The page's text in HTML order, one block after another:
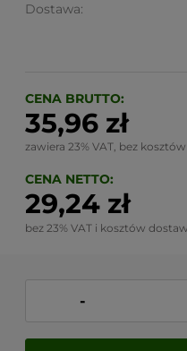
Dostawa:
Cena nie zawiera
CENA BRUTTO:
35,96 zł
zawiera 23% VAT, bez
CENA NETTO:
29,24 zł
bez 23% VAT i kosztów
-